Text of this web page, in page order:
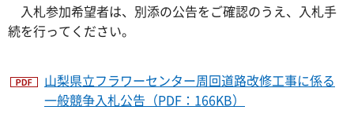
入札参加希望者は、別添の公告をご確認のうえ、入札手
続を行ってください。
山梨県立フラワーセンター周回道路改修工事に係る
一般競争入札公告（PDF：166KB）